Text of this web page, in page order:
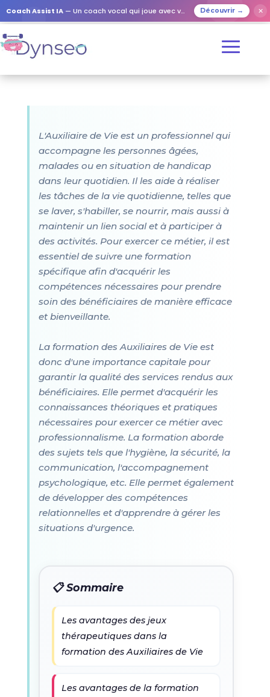
Coach Assist IA — Un coach vocal qui joue avec vos proches Découvrir → ✕
L'Auxiliaire de Vie est un professionnel qui
accompagne les personnes âgées,
malades ou en situation de handicap
dans leur quotidien. Il les aide à réaliser
les tâches de la vie quotidienne, telles que
se laver, s'habiller, se nourrir, mais aussi à
maintenir un lien social et à participer à
des activités. Pour exercer ce métier, il est
essentiel de suivre une formation
spécifique afin d'acquérir les
compétences nécessaires pour prendre
soin des bénéficiaires de manière efficace
et bienveillante.
La formation des Auxiliaires de Vie est
donc d'une importance capitale pour
garantir la qualité des services rendus aux
bénéficiaires. Elle permet d'acquérir les
connaissances théoriques et pratiques
nécessaires pour exercer ce métier avec
professionnalisme. La formation aborde
des sujets tels que l'hygiène, la sécurité, la
communication, l'accompagnement
psychologique, etc. Elle permet également
de développer des compétences
relationnelles et d'apprendre à gérer les
situations d'urgence.
📋 Sommaire
Les avantages des jeux
thérapeutiques dans la
formation des Auxiliaires de Vie
Les avantages de la formation